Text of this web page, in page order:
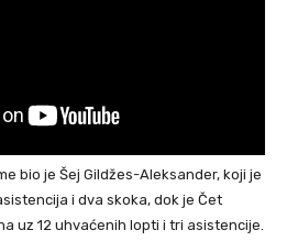
bio je Šej Gildžes-Aleksander, koji je
i dva skoka, dok je Čet
uz 12 uhvaćenih lopti i tri asistencije.